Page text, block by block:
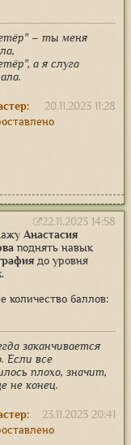
– ты меня
а я слуга
20.11.2023 11:28
22.11.2023 14:58
Анастасия
поднять навык
до уровня
.
количество баллов:
заканчивается
Если все
плохо, значит,
не конец.
23.11.2023 20:41